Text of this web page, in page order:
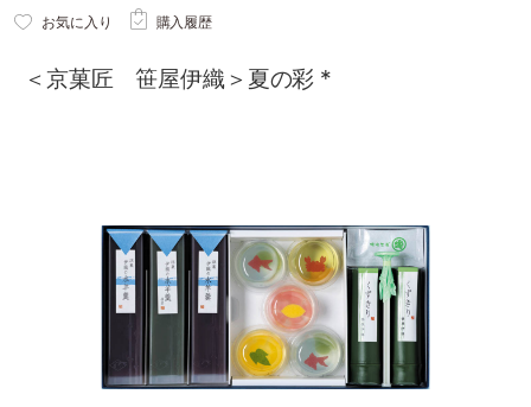
お気に入り 購入履歴
＜京菓匠 笹屋伊織＞夏の彩 *